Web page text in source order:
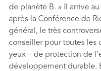
de planète B. » Il arrive
après la Conférence de
général, le très
conseiller pour toutes les
yeux – de protection de
développement durable.